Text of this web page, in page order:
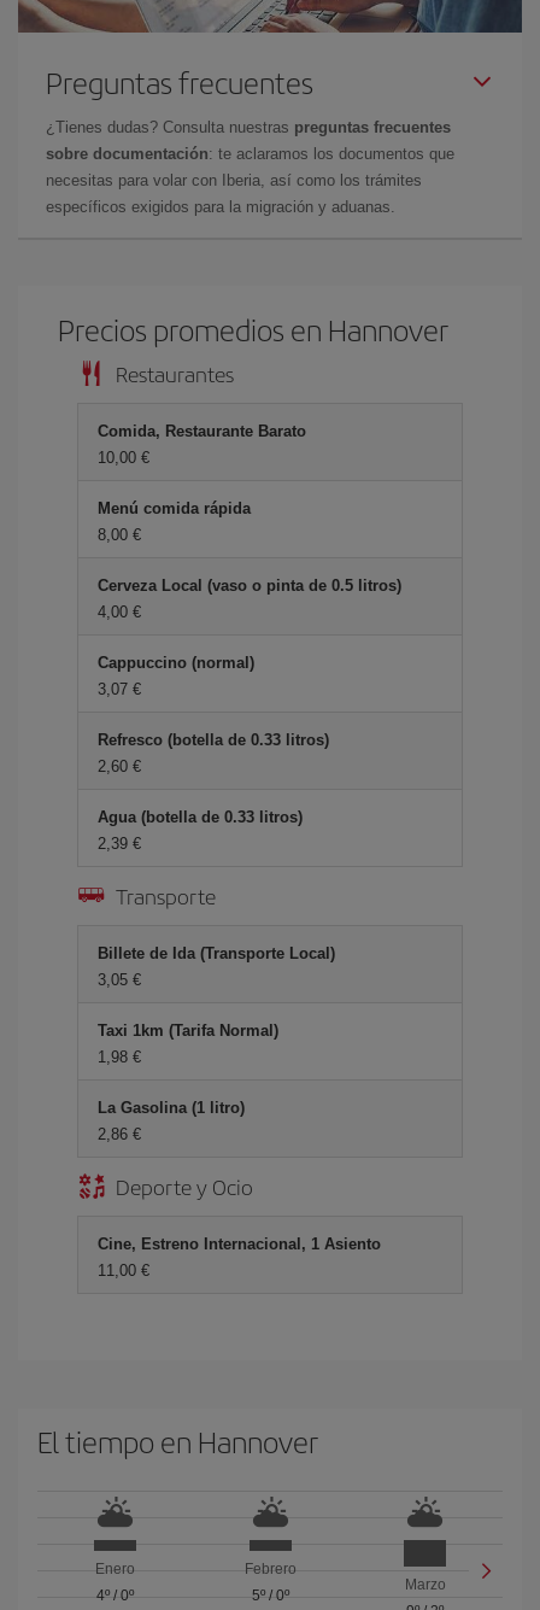
Preguntas frecuentes
¿Tienes dudas? Consulta nuestras preguntas frecuentes
sobre documentación: te aclaramos los documentos que
necesitas para volar con Iberia, así como los trámites
específicos exigidos para la migración y aduanas.
Precios promedios en Hannover
Restaurantes
Comida, Restaurante Barato
10,00 €
Menú comida rápida
8,00 €
Cerveza Local (vaso o pinta de 0.5 litros)
4,00 €
Cappuccino (normal)
3,07 €
Refresco (botella de 0.33 litros)
2,60 €
Agua (botella de 0.33 litros)
2,39 €
Transporte
Billete de Ida (Transporte Local)
3,05 €
Taxi 1km (Tarifa Normal)
1,98 €
La Gasolina (1 litro)
2,86 €
Deporte y Ocio
Cine, Estreno Internacional, 1 Asiento
11,00 €
El tiempo en Hannover
Enero
4º/ 0º
Febrero
5º/ 0º
Marzo